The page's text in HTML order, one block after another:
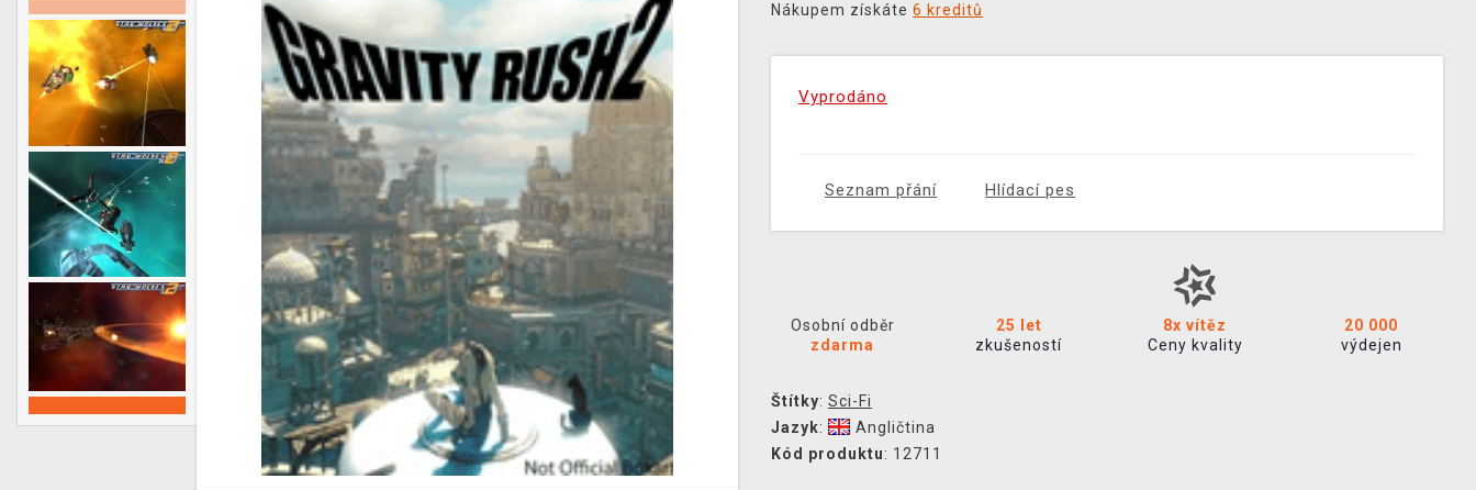
Nákupem získáte 6 kreditů
Vyprodáno
Seznam přání Hlídací pes
Osobní odběr
zdarma
25 let
zkušeností
8x vítěz
Ceny kvality
20 000
výdejen
Štítky: Sci-Fi
Jazyk:
Angličtina
Kód produktu: 12711